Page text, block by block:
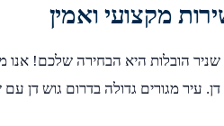
מקצועי ואמין
הובלות היא הבחירה שלכם! אנו
עיר מגורים גדולה בדרום גוש דן עם